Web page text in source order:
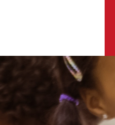
Impressum